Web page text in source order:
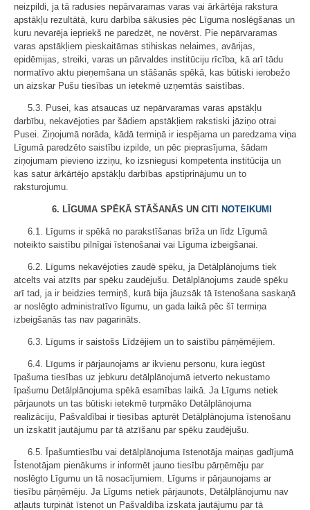
neizpildi, ja tā radusies nepārvaramas varas vai ārkārtēja rakstura
apstākļu rezultātā, kuru darbība sākusies pēc Līguma noslēgšanas un
kuru nevarēja iepriekš ne paredzēt, ne novērst. Pie nepārvaramas
varas apstākļiem pieskaitāmas stihiskas nelaimes, avārijas,
epidēmijas, streiki, varas un pārvaldes institūciju rīcība, kā arī tādu
normatīvo aktu pieņemšana un stāšanās spēkā, kas būtiski ierobežo
un aizskar Pušu tiesības un ietekmē uzņemtās saistības.
5.3. Pusei, kas atsaucas uz nepārvaramas varas apstākļu
darbību, nekavējoties par šādiem apstākļiem rakstiski jāziņo otrai
Pusei. Ziņojumā norāda, kādā termiņā ir iespējama un paredzama viņa
Līgumā paredzēto saistību izpilde, un pēc pieprasījuma, šādam
ziņojumam pievieno izziņu, ko izsniegusi kompetenta institūcija un
kas satur ārkārtējo apstākļu darbības apstiprinājumu un to
raksturojumu.
6. LĪGUMA SPĒKĀ STĀŠANĀS UN CITI NOTEIKUMI
6.1. Līgums ir spēkā no parakstīšanas brīža un līdz Līgumā
noteikto saistību pilnīgai īstenošanai vai Līguma izbeigšanai.
6.2. Līgums nekavējoties zaudē spēku, ja Detālplānojums tiek
atcelts vai atzīts par spēku zaudējušu. Detālplānojums zaudē spēku
arī tad, ja ir beidzies termiņš, kurā bija jāuzsāk tā īstenošana saskaņā
ar noslēgto administratīvo līgumu, un gada laikā pēc šī termiņa
izbeigšanās tas nav pagarināts.
6.3. Līgums ir saistošs Līdzējiem un to saistību pārņēmējiem.
6.4. Līgums ir pārjaunojams ar ikvienu personu, kura iegūst
īpašuma tiesības uz jebkuru detālplānojumā ietverto nekustamo
īpašumu Detālplānojuma spēkā esamības laikā. Ja Līgums netiek
pārjaunots un tas būtiski ietekmē turpmāko Detālplānojuma
realizāciju, Pašvaldībai ir tiesības apturēt Detālplānojuma īstenošanu
un izskatīt jautājumu par tā atzīšanu par spēku zaudējušu.
6.5. Īpašumtiesību vai detālplānojuma īstenotāja maiņas gadījumā
Īstenotājam pienākums ir informēt jauno tiesību pārņēmēju par
noslēgto Līgumu un tā nosacījumiem. Līgums ir pārjaunojams ar
tiesību pārņēmēju. Ja Līgums netiek pārjaunots, Detālplānojumu nav
atļauts turpināt īstenot un Pašvaldība izskata jautājumu par tā